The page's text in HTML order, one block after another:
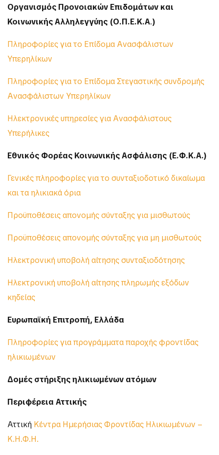
Οργανισμός Προνοιακών Επιδομάτων και
Κοινωνικής Αλληλεγγύης (Ο.Π.Ε.Κ.Α.)
Πληροφορίες για το Επίδομα Ανασφάλιστων
Υπερηλίκων
Πληροφορίες για το Επίδομα Στεγαστικής συνδρομής
Ανασφάλιστων Υπερηλίκων
Ηλεκτρονικές υπηρεσίες για Ανασφάλιστους
Υπερήλικες
Εθνικός Φορέας Κοινωνικής Ασφάλισης (Ε.Φ.Κ.Α.)
Γενικές πληροφορίες για το συνταξιοδοτικό δικαίωμα
και τα ηλικιακά όρια
Προϋποθέσεις απονομής σύνταξης για μισθωτούς
Προϋποθέσεις απονομής σύνταξης για μη μισθωτούς
Ηλεκτρονική υποβολή αίτησης συνταξιοδότησης
Ηλεκτρονική υποβολή αίτησης πληρωμής εξόδων
κηδείας
Ευρωπαϊκή Επιτροπή, Ελλάδα
Πληροφορίες για προγράμματα παροχής φροντίδας
ηλικιωμένων
Δομές στήριξης ηλικιωμένων ατόμων
Περιφέρεια Αττικής
Αττική Κέντρα Ημερήσιας Φροντίδας Ηλικιωμένων –
Κ.Η.Φ.Η.